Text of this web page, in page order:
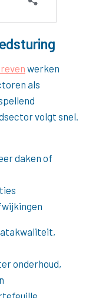
werken
als
volgt snel.
daken of
onderhoud,